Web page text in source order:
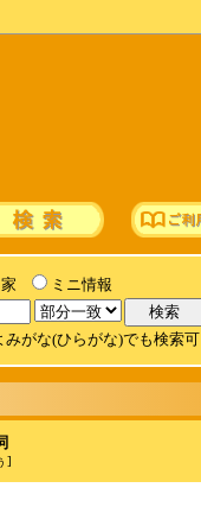
ミニ情報
がな(ひらがな)でも検索
]